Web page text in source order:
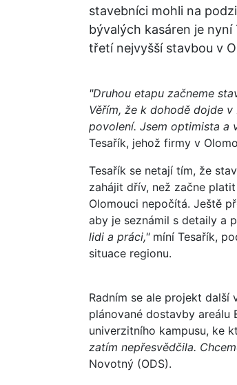
stavebníci mohli na
bývalých kasáren je
třetí nejvyšší stavbou v
"Druhou etapu začneme
Věřím, že k dohodě dojde
povolení. Jsem optimista a
Tesařík, jehož firmy v
Tesařík se netají tím, že
zahájit dřív, než začne
Olomouci nepočítá. Ještě
aby je seznámil s detaily a
lidi a práci,"míní Tesařík,
situace regionu.
Radním se ale projekt další
plánované dostavby areálu
univerzitního kampusu, ke
zatím nepřesvědčila.
Novotný (ODS).